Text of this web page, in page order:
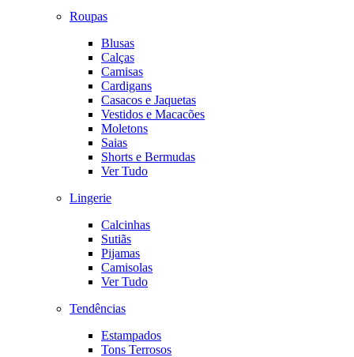
Roupas
Blusas
Calças
Camisas
Cardigans
Casacos e Jaquetas
Vestidos e Macacões
Moletons
Saias
Shorts e Bermudas
Ver Tudo
Lingerie
Calcinhas
Sutiãs
Pijamas
Camisolas
Ver Tudo
Tendências
Estampados
Tons Terrosos